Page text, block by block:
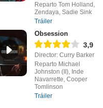
Reparto Tom Holland,
Zendaya, Sadie Sink
Tráiler
Obsession
3,9
Director: Curry Barker
Reparto Michael
Johnston (II), Inde
Navarrette, Cooper
Tomlinson
Tráiler